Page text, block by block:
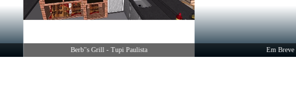
Berb''s Grill - Tupi Paulista Em Breve